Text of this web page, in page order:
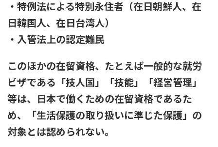
・特例法による特別永住者（在日朝鮮人、在
日韓国人、在日台湾人）
・入管法上の認定難民
このほかの在留資格、たとえば一般的な就労
ビザである「技人国」「技能」「経営管理」
等は、日本で働くための在留資格であるた
め、「生活保護の取り扱いに準じた保護」の
対象とは認められない。